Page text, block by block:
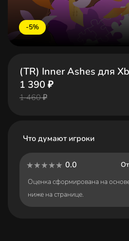
-5%
(TR) Inner Ashes для
1 390 ₽
1 460 ₽
Что думают игроки
0.0
Оценка сформирована на
ниже на странице.